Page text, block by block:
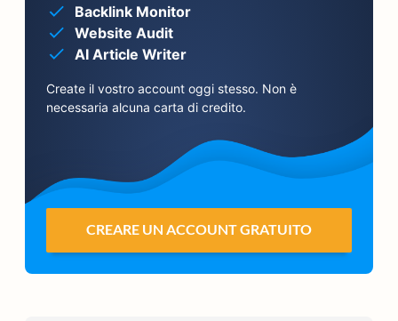
Backlink Monitor
Website Audit
AI Article Writer
Create il vostro account oggi stesso. Non è
necessaria alcuna carta di credito.
CREARE UN ACCOUNT GRATUITO